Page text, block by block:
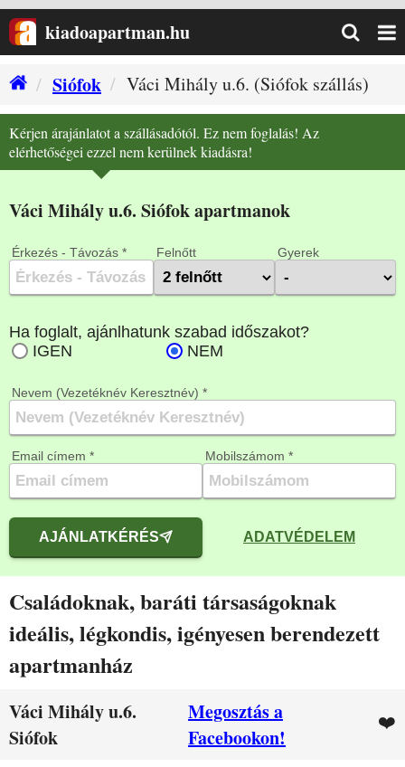
kiadoapartman.hu
Siófok
Váci Mihály u.6. (Siófok szállás)
Kérjen árajánlatot a szállásadótól. Ez nem foglalás! Az
elérhetőségei ezzel nem kerülnek kiadásra!
Váci Mihály u.6. Siófok apartmanok
Érkezés - Távozás * Felnőtt Gyerek
Nevem (Vezetéknév Keresztnév) *
Email címem * Mobilszámom *
AJÁNLATKÉRÉS ADATVÉDELEM
Családoknak, baráti társaságoknak
ideális, légkondis, igényesen berendezett
apartmanház
Váci Mihály u.6.
Siófok
Megosztás a
Facebookon!
❤️